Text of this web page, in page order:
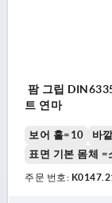
팜 그립
트 연마
보어 홀=10 바
표면 기본 몸체 =
주문 번호: